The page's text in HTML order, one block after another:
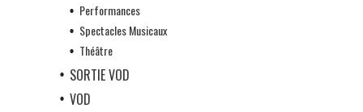
Performances
Spectacles Musicaux
Théâtre
SORTIE VOD
VOD